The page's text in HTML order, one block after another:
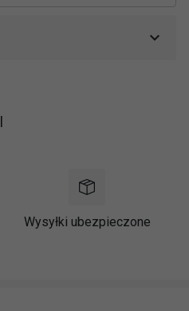
Wysyłki ubezpieczone